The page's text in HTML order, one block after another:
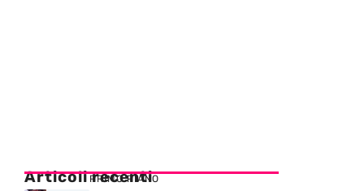
Articoli recenti
PRIMO PIANO